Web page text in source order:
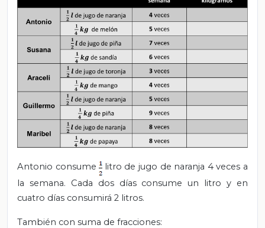
Antonio consume litro de jugo de naranja 4 veces a
la semana. Cada dos días consume un litro y en
cuatro días consumirá 2 litros.
También con suma de fracciones: